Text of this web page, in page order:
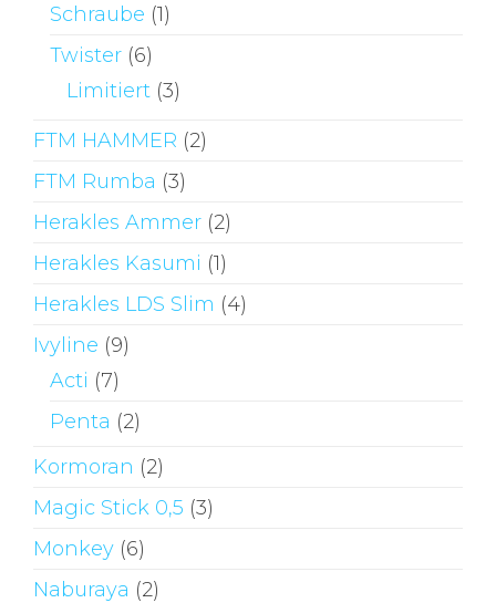
Schraube (1)
Twister (6)
Limitiert (3)
FTM HAMMER (2)
FTM Rumba (3)
Herakles Ammer (2)
Herakles Kasumi (1)
Herakles LDS Slim (4)
Ivyline (9)
Acti (7)
Penta (2)
Kormoran (2)
Magic Stick 0,5 (3)
Monkey (6)
Naburaya (2)